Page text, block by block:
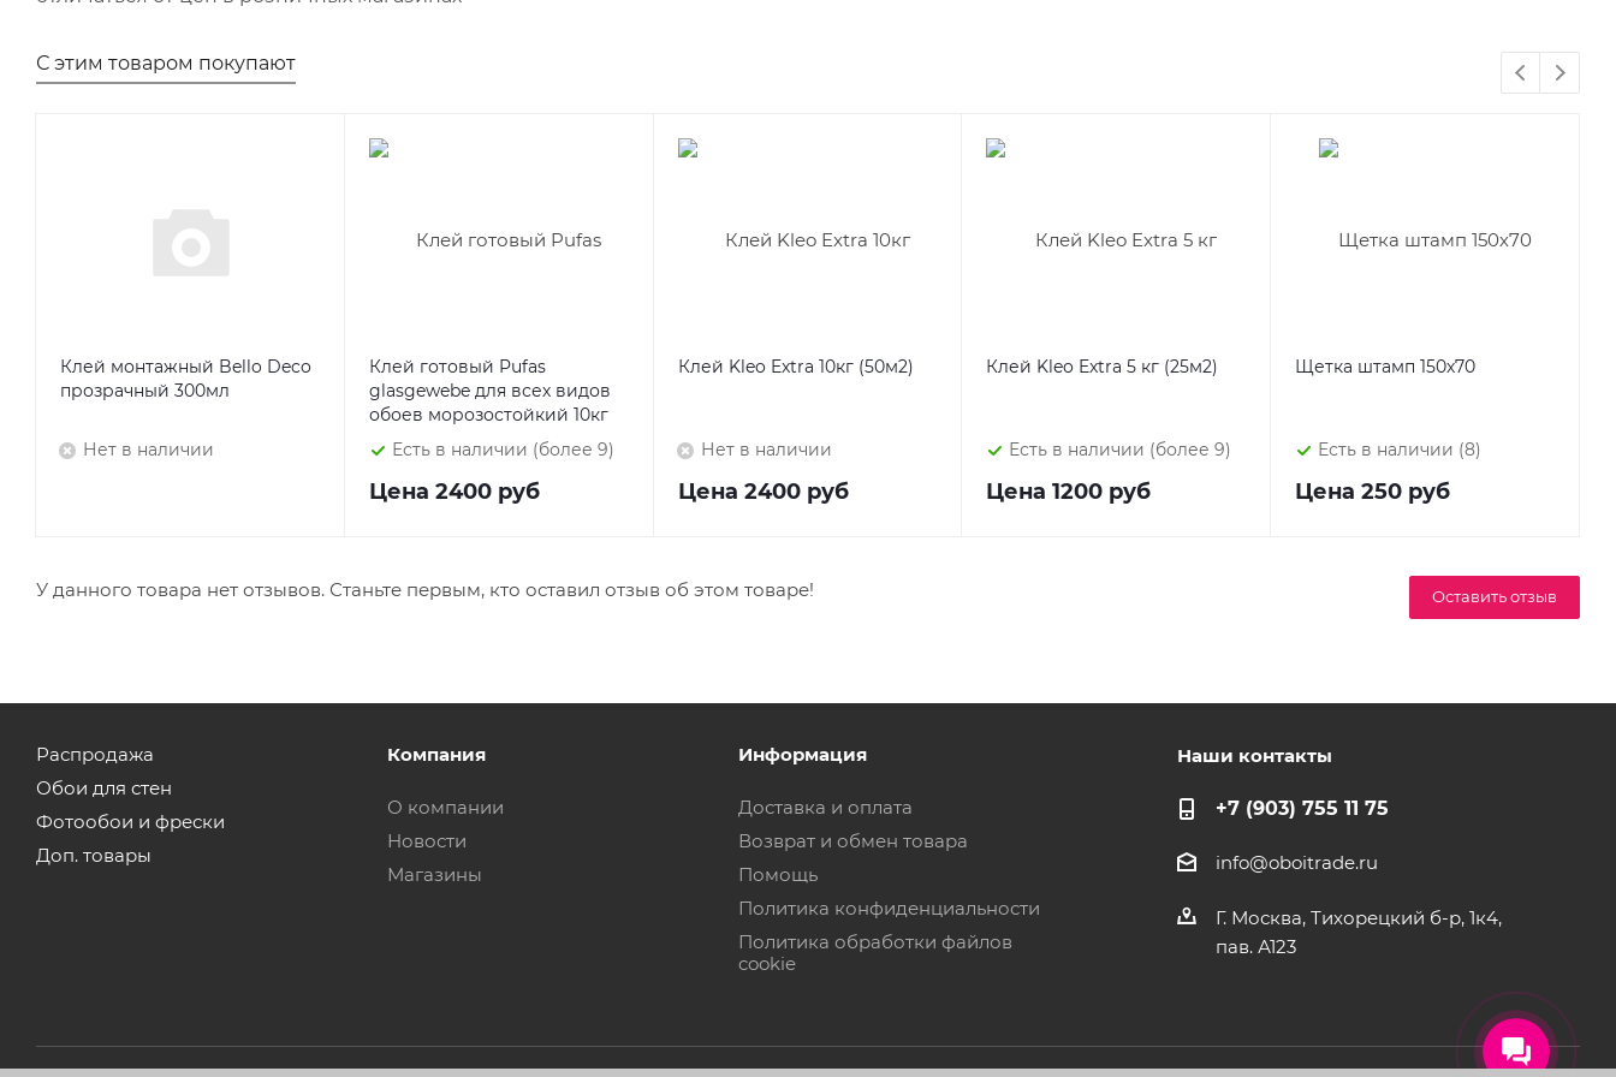
С этим товаром покупают
Клей монтажный Bello Deco
прозрачный 300мл
Нет в наличии
Клей готовый Pufas
glasgewebe для всех видов
обоев морозостойкий 10кг
Есть в наличии (более 9)
Цена 2400 руб
Клей Kleo Extra 10кг (50м2)
Нет в наличии
Цена 2400 руб
Клей Kleo Extra 5 кг (25м2)
Есть в наличии (более 9)
Цена1200 руб
Щетка штамп 150х70
Есть в наличии (8)
Цена250 руб
Оставить отзыв
У данного товара нет отзывов. Станьте первым, кто оставил отзыв об этом товаре!
Распродажа
Обои для стен
Фотообои и фрески
Доп. товары
Компания
О компании
Новости
Магазины
Информация
Доставка и оплата
Возврат и обмен товара
Помощь
Политика конфиденциальности
Политика обработки файлов
cookie
Наши контакты
+7 (903) 755 11 75
info@oboitrade.ru
Г. Москва, Тихорецкий б-р, 1к4,
пав. А123